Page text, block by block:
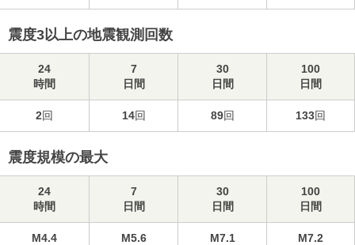
震度3以上の地震観測回数
24
時間
7
日間
30
日間
100
日間
2回 14回 89回 133回
震度規模の最大
24
時間
7
日間
30
日間
100
日間
M4.4
M5.6
M7.1
M7.2